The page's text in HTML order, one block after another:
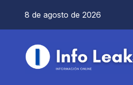
8 de agosto de 2026